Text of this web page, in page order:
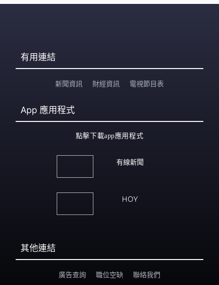
有用連結
新聞資訊 財經資訊 電視節目表
App 應用程式
點擊下載app應用程式
有線新聞
HOY
其他連結
廣告查詢 職位空缺 聯絡我們